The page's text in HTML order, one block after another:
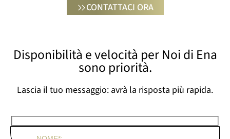
CONTATTACI ORA
Disponibilità e velocità per Noi di Ena
sono priorità.
Lascia il tuo messaggio: avrà la risposta più rapida.